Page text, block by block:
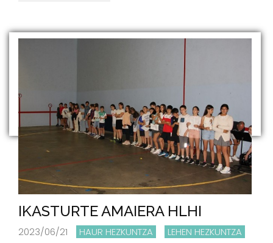
IKASTURTE AMAIERA HLHI
2023/06/21 HAUR HEZKUNTZA LEHEN HEZKUNTZA